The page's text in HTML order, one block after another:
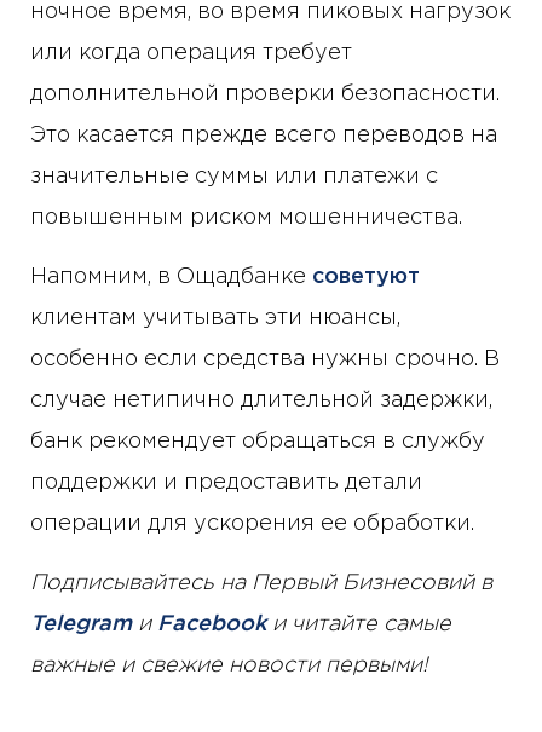
ночное время, во время пиковых нагрузок
или когда операция требует
дополнительной проверки безопасности.
Это касается прежде всего переводов на
значительные суммы или платежи с
повышенным риском мошенничества.
Напомним, в Ощадбанке советуют
клиентам учитывать эти нюансы,
особенно если средства нужны срочно. В
случае нетипично длительной задержки,
банк рекомендует обращаться в службу
поддержки и предоставить детали
операции для ускорения ее обработки.
Подписывайтесь на Первый Бизнесовий в
Telegramи Facebookи читайте самые
важные и свежие новости первыми!